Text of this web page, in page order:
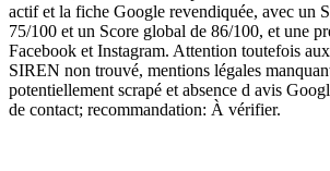
actif et la fiche Google revendiquée, avec un
75/100 et un Score global de 86/100, et une
Facebook et Instagram. Attention toutefois
SIREN non trouvé, mentions légales
potentiellement scrapé et absence d avis
de contact; recommandation: À vérifier.